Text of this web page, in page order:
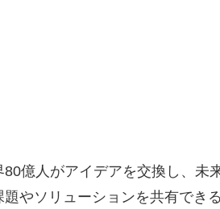
億人がアイデアを交換し、未
やソリューションを共有でき